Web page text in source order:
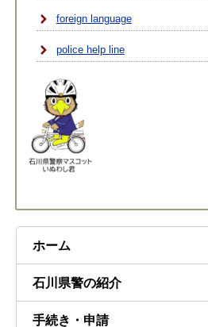
foreign language
police help line
ホーム
石川県警の紹介
手続き・申請